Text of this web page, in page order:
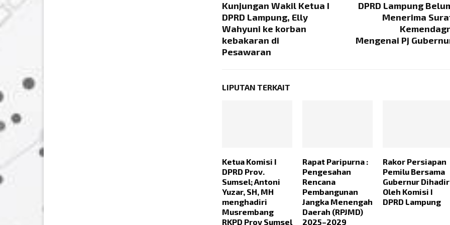
Kunjungan Wakil Ketua I
DPRD Lampung, Elly
Wahyuni ke korban
kebakaran di
Pesawaran
DPRD Lampung
Menerima
Mengenai Pj
LIPUTAN TERKAIT
Ketua Komisi I
DPRD Prov.
Sumsel; Antoni
Yuzar, SH, MH
menghadiri
Musrembang
RKPD Prov Sumsel
Rapat Paripurna :
Pengesahan
Rencana
Pembangunan
Jangka Menengah
Daerah (RPJMD)
2025–2029
Rakor Persiapan
Pemilu Bersama
Gubernur
Oleh Komisi I
DPRD Lampung